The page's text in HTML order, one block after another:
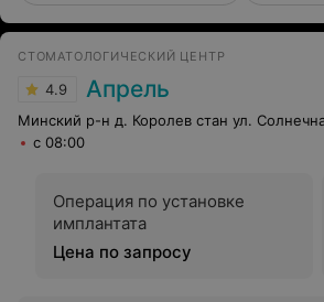
СТОМАТОЛОГИЧЕСКИЙ ЦЕНТР
4.9 Апрель
Минский р-н д. Королев стан ул.
с 08:00
Операция по установке
имплантата
Цена по запросу